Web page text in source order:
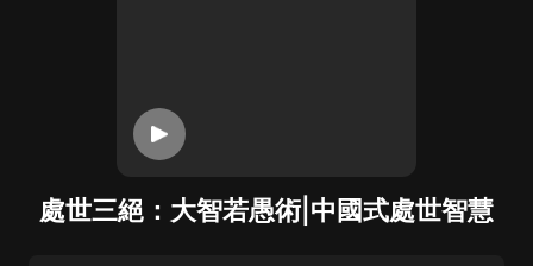
處世三絕：大智若愚術|中國式處世智慧